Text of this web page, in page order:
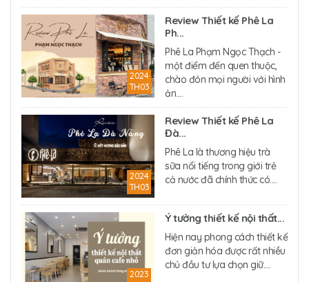
2024
TH03
Review Thiết kế Phê La
Ph...
Phê La Phạm Ngọc Thạch -
một điểm đến quen thuộc,
chào đón mọi người với hình
ản....
2024
TH03
Review Thiết kế Phê La
Đà...
Phê La là thương hiệu trà
sữa nổi tiếng trong giới trẻ
cả nước đã chính thức có....
2023
Ý tưởng thiết kế nội thất...
Hiện nay phong cách thiết kế
đơn giản hóa được rất nhiều
chủ đầu tư lựa chọn giữ....